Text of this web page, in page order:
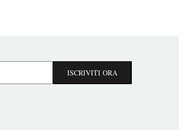
ISCRIVITI ORA